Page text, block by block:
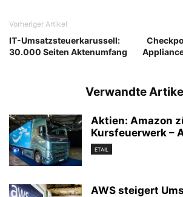
Vorheriger Artikel
IT-Umsatzsteuerkarussell:
30.000 Seiten Aktenumfang
Verwandte
Aktien: Amazon
Kursfeuerwerk –
ETAIL
AWS steigert